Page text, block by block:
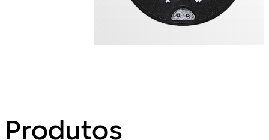
Produtos